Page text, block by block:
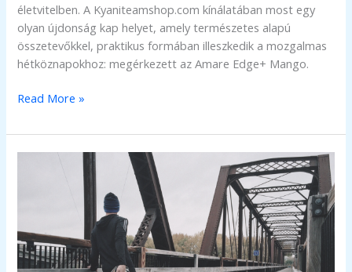
életvitelben. A Kyaniteamshop.com kínálatában most egy
olyan újdonság kap helyet, amely természetes alapú
összetevőkkel, praktikus formában illeszkedik a mozgalmas
hétköznapokhoz: megérkezett az Amare Edge+ Mango.
Új
a
mindennapokhoz
Bemutatkozik
Edge+
Mango
Read More »